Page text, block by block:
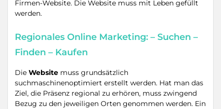
Firmen-Website. Die Website muss mit Leben gefüllt
werden.
Regionales Online Marketing: – Suchen –
Finden – Kaufen
Die Website muss grundsätzlich
suchmaschinenoptimiert erstellt werden. Hat man das
Ziel, die Präsenz regional zu erhören, muss zwingend
Bezug zu den jeweiligen Orten genommen werden. Ein